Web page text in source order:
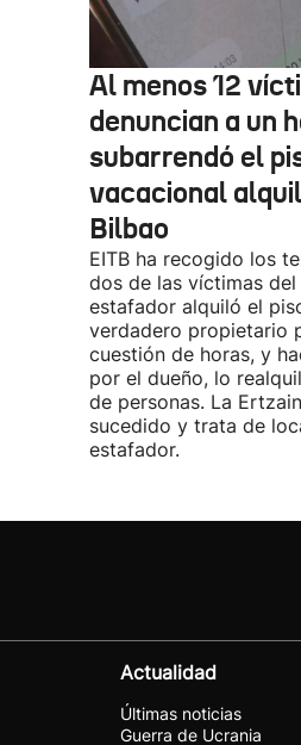
Al menos 12
denuncian a un
subarrendó el
vacacional
Bilbao
EITB ha recogido los
dos de las víctimas del
estafador alquiló el
verdadero propietario
cuestión de horas, y
por el dueño, lo
de personas. La
sucedido y trata de
estafador.
Actualidad
Últimas noticias
Guerra de Ucrania